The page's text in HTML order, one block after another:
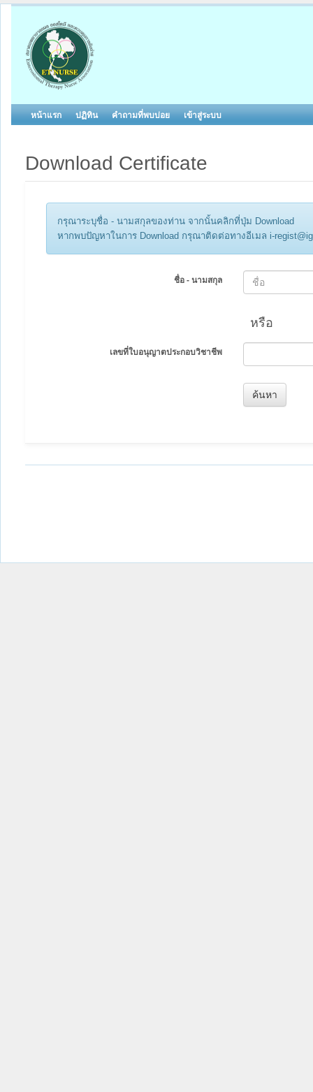
หน้าแรก ปฏิทิน คำถามที่พบบ่อย เข้าสู่ระบบ
Download Certificate
กรุณาระบุชื่อ - นามสกุลของท่าน จากนั้นคลิกที่ปุ่ม Download
หากพบปัญหาในการ Download กรุณาติดต่อทางอีเมล i-
ชื่อ - นามสกุล
หรือ
เลขที่ใบอนุญาตประกอบวิชาชีพ